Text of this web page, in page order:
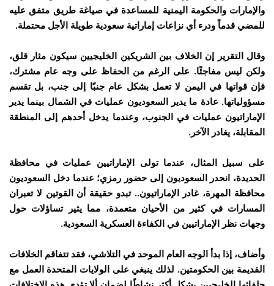
والإمارات والحكومة اليمنية للمساعدة في صياغة طريق متفق عليه
للمضي قدماً ودرء أي نزاعات إماراتية سعودية طويلة الأجل محتملة.
وقال التقرير إن الخلاف بين الشريكين الخليجيين سيكون مثار قلق،
ولكن ليس مفاجئًا. على الرغم من الحفاظ على وجه عام مشترك،
فإن قواتها في اليمن لا تعمل بشكل عام جنبًا إلى جنب، بل تقسم
مسؤولياتها. عادة ما يدير السعوديون عمليات في الشمال بينما يدير
الإماراتيون عمليات في الجنوب، وعندما يدخل أحدهم إلى المنطقة
المقابلة، يغادر الآخر.
على سبيل المثال، عندما تولى الإماراتيين عمليات في محافظة
الحديدة، انحدر السعوديون إلى حضور رمزي؛ عندما دخل السعوديون
محافظة المهرة، غادر الإماراتيون.. تبدو حقيقة أن القوتين لا تعبران
المسارات في كثير من الأحيان متعمدة، مما يثير تساؤلات حول
وجهات نظر الإماراتيين في الكفاءة العسكرية السعودية.
وأضاف، إذا بدأ الوجه العام الموحد في التلاشي، فقد تتفاقم الخلافات
القديمة بين الحكومتين. لذلك ينبغي على الولايات المتحدة العمل مع